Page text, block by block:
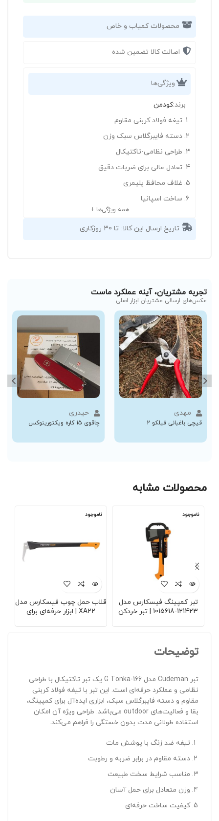
محصولات کمیاب و خاص
اصالت کالا تضمین شده
ویژگی‌ها
برند:کودمن
تیغه فولاد کربنی مقاوم
دسته فایبرگلاس سبک وزن
طراحی نظامی-تاکتیکال
تعادل عالی برای ضربات دقیق
غلاف محافظ پلیمری
ساخت اسپانیا
همه ویژگی‌ها +
تاریخ ارسال این کالا: تا 30 روزکاری
تجربه مشتریان، آینه عملکرد ماست
عکس‌های ارسالی مشتریان ابزار اصلی
مهدی
قیچی باغبانی فیلکو 2
حیدری
چاقوی 15 کاره ویکتورینوکس
محصولات مشابه
ناموجود
تبر کمپینگ فیسکارس مدل
121423-1015618 | تبر خردکن
فولادی با پوشش ضدزنگ | طول
مناسب هیزم شکنی و کمپینگ
ناموجود
قلاب حمل چوب فیسکارس مدل
XA22 | ابزار حرفه‌ای برای
مقاوم | دسته چوبی | طول 60
توضیحات
تبر Cudeman مدل 166-G Tonka یک تبر تاکتیکال با طراحی
نظامی و عملکرد حرفه‌ای است. این تبر با تیغه فولاد کربنی
مقاوم و دسته فایبرگلاس سبک، ابزاری ایده‌آل برای کمپینگ،
بقا و فعالیت‌های outdoor می‌باشد. طراحی ویژه آن امکان
استفاده طولانی مدت بدون خستگی را فراهم می‌کند.
تیغه ضد زنگ با پوشش مات
دسته مقاوم در برابر ضربه و رطوبت
مناسب شرایط سخت طبیعت
وزن متعادل برای حمل آسان
کیفیت ساخت حرفه‌ای